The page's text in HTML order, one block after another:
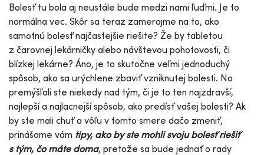
Bolesť tu bola aj neustále bude medzi nami ľuďmi. Je to
normálna vec. Skôr sa teraz zamerajme na to, ako
samotnú bolesť najčastejšie riešite? Že by tabletou
z čarovnej lekárničky alebo návštevou pohotovosti, či
blízkej lekárne? Áno, je to skutočne veľmi jednoduchý
spôsob, ako sa urýchlene zbaviť vzniknutej bolesti. No
premýšľali ste niekedy nad tým, či je to ten najzdravší,
najlepší a najlacnejší spôsob, ako predísť vašej bolesti? Ak
by ste mali chuť a vôľu v tomto smere dačo zmeniť,
prinášame vám tipy, ako by ste mohli svoju bolesť riešiť
s tým, čo máte doma, pretože sa bude jednať o rady